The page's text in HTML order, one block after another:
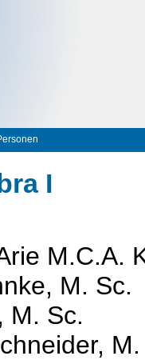
I
M.C.A.
M. Sc.
M. Sc.